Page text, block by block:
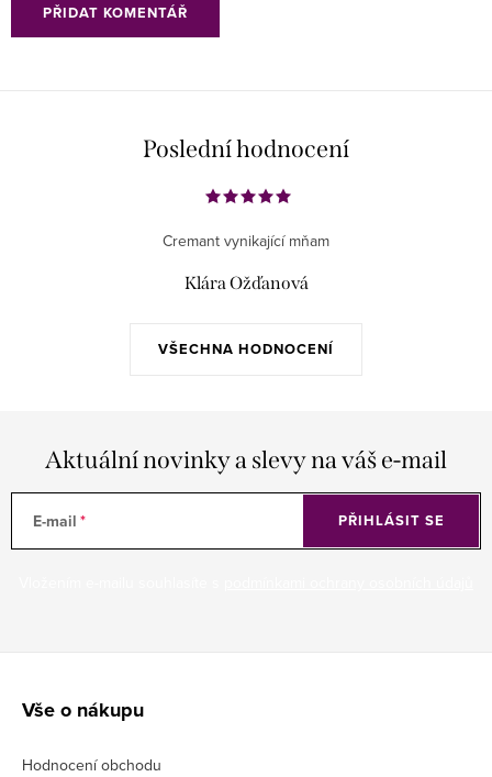
PŘIDAT KOMENTÁŘ
Poslední hodnocení
VŠECHNA HODNOCENÍ
Cremant vynikající mňam
Klára Ožďanová
Aktuální novinky a slevy na váš e-mail
E-mail PŘIHLÁSIT SE
Vše o nákupu
Hodnocení obchodu